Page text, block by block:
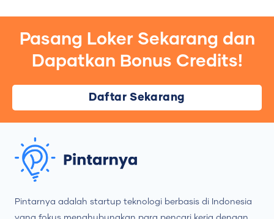
Pasang Loker Sekarang dan
Dapatkan Bonus Credits!
Daftar Sekarang
Pintarnya adalah startup teknologi berbasis di Indonesia